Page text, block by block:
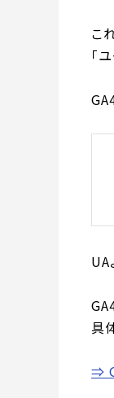
こ
「
UA
具
⇒